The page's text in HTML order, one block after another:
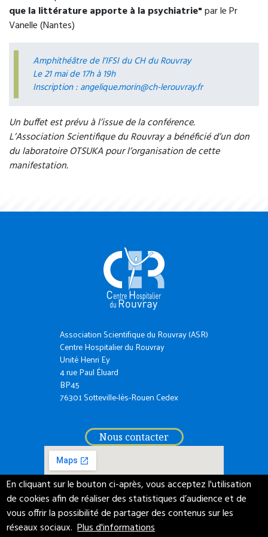
272 route de Darnétal
02 35 07 40 40
Accueil du lundi au vendredi de 9h à 20h.
que la littérature apporte à la psychiatrie"par le Pr
Vanelle (Nantes)
Amphithéâtre de l’IFSI du CH du Rouvray
Le 21 mai de 17h à 19h
Inscription : angelique.morin@ch-lerouvray.fr
Un buffet est prévu à l’issue de la conférence.
L’Association Scientifique du Rouvray a bénéficié d’un don
du laboratoire OTSUKA pour l’organisation de cette
manifestation.
Association Scientifique du Rouvray (ASR)
Centre Hospitalier du Rouvray
Unité Henri Ey
4 rue Paul Éluard
BP45
76301 Sotteville-lès-Rouen Cedex
Nous contacter
En cliquant sur le bouton ci-après, vous acceptez l'utilisation
de cookies afin de réaliser des statistiques d’audience et de
vous offrir la possibilité de partager des contenus sur les
réseaux sociaux. Plus d'informations